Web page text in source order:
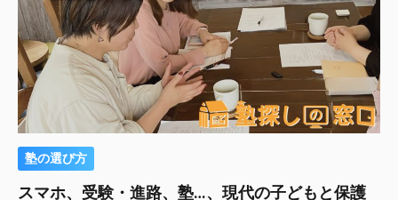
塾の選び方
スマホ、受験・進路、塾…、現代の子どもと保護